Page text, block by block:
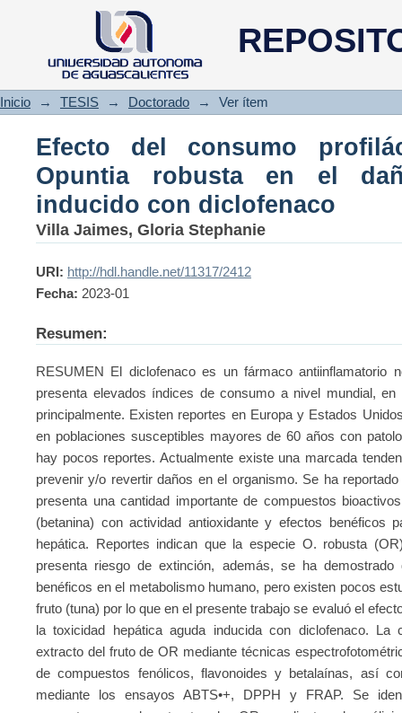
Efecto del consumo
hepático agudo inducido con
Inicio → TESIS → Doctorado → Ver ítem
Efecto del consumo
Opuntia robusta en el
inducido con diclofenaco
Villa Jaimes, Gloria Stephanie
URI: http://hdl.handle.net/11317/2412
Fecha: 2023-01
Resumen:
RESUMEN El diclofenaco es un fármaco antiinflamatorio
presenta elevados índices de consumo a nivel mundial,
principalmente. Existen reportes en Europa y Estados
en poblaciones susceptibles mayores de 60 años con
hay pocos reportes. Actualmente existe una marcada
prevenir y/o revertir daños en el organismo. Se ha
presenta una cantidad importante de compuestos
(betanina) con actividad antioxidante y efectos benéficos
hepática. Reportes indican que la especie O. robusta
presenta riesgo de extinción, además, se ha
benéficos en el metabolismo humano, pero existen pocos
fruto (tuna) por lo que en el presente trabajo se evaluó el
la toxicidad hepática aguda inducida con diclofenaco. La
extracto del fruto de OR mediante técnicas
de compuestos fenólicos, flavonoides y betalaínas, así
mediante los ensayos ABTS•+, DPPH y FRAP. Se